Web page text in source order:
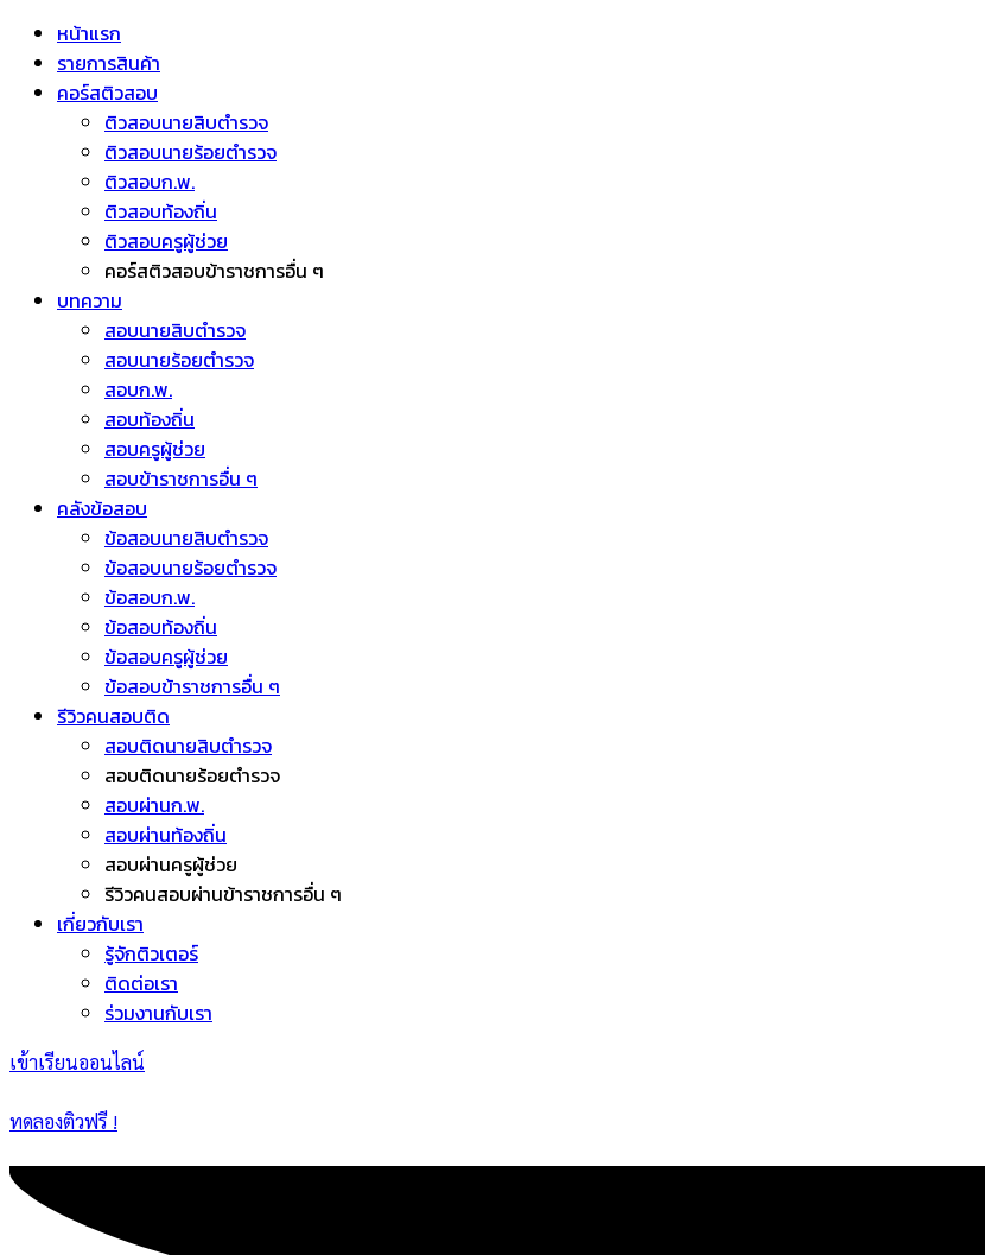
หน้าแรก
รายการสินค้า
คอร์สติวสอบ
ติวสอบนายสิบตำรวจ
ติวสอบนายร้อยตำรวจ
ติวสอบก.พ.
ติวสอบท้องถิ่น
ติวสอบครูผู้ช่วย
คอร์สติวสอบข้าราชการอื่น ๆ
บทความ
สอบนายสิบตำรวจ
สอบนายร้อยตำรวจ
สอบก.พ.
สอบท้องถิ่น
สอบครูผู้ช่วย
สอบข้าราชการอื่น ๆ
คลังข้อสอบ
ข้อสอบนายสิบตำรวจ
ข้อสอบนายร้อยตำรวจ
ข้อสอบก.พ.
ข้อสอบท้องถิ่น
ข้อสอบครูผู้ช่วย
ข้อสอบข้าราชการอื่น ๆ
รีวิวคนสอบติด
สอบติดนายสิบตำรวจ
สอบติดนายร้อยตำรวจ
สอบผ่านก.พ.
สอบผ่านท้องถิ่น
สอบผ่านครูผู้ช่วย
รีวิวคนสอบผ่านข้าราชการอื่น ๆ
เกี่ยวกับเรา
รู้จักติวเตอร์
ติดต่อเรา
ร่วมงานกับเรา
เข้าเรียนออนไลน์
ทดลองติวฟรี !